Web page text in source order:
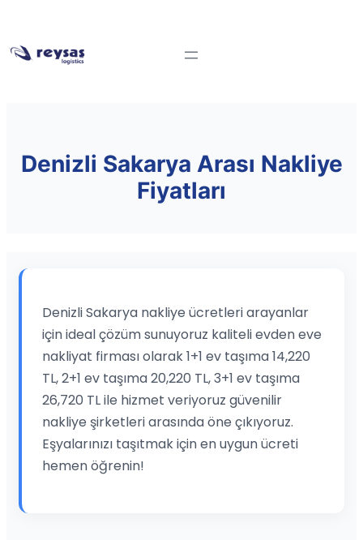
Denizli Sakarya Arası Nakliye
Fiyatları
Denizli Sakarya nakliye ücretleri arayanlar
için ideal çözüm sunuyoruz kaliteli evden eve
nakliyat firması olarak 1+1 ev taşıma 14,220
TL, 2+1 ev taşıma 20,220 TL, 3+1 ev taşıma
26,720 TL ile hizmet veriyoruz güvenilir
nakliye şirketleri arasında öne çıkıyoruz.
Eşyalarınızı taşıtmak için en uygun ücreti
hemen öğrenin!